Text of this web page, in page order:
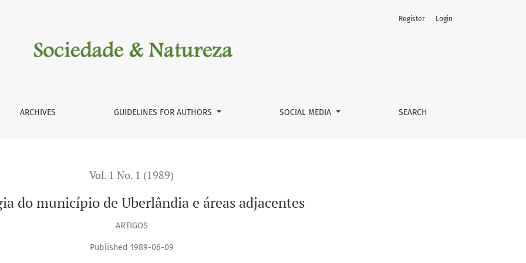
ARCHIVES GUIDELINES FOR AUTHORS SOCIAL MEDIA SEARCH
Register Login
Vol. 1 No. 1 (1989)
do município de Uberlândia e áreas adjacentes
ARTIGOS
Published 1989-06-09